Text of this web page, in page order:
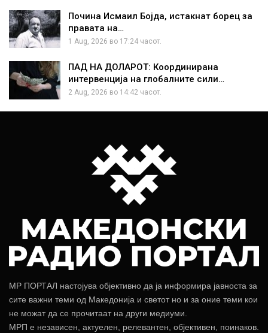
Почина Исмаил Бојда, истакнат борец за
правата на…
1 Aug, 2026 во 17:24 часот.
ПАД НА ДОЛАРОТ: Координирана
интервенција на глобалните сили…
2 Aug, 2026 во 14:42 часот.
МР ПОРТАЛ настојува објективно да ја информира јавноста за
сите важни теми од Македонија и светот но и за оние теми кои
не можат да се прочитаат на други медиуми.
МРП е независен, актуелен, релевантен, објективен, поинаков.